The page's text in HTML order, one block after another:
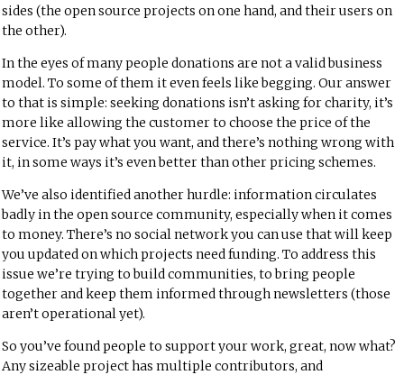
sides (the open source projects on one hand, and their users on
the other).
In the eyes of many people donations are not a valid business
model. To some of them it even feels like begging. Our answer
to that is simple: seeking donations isn’t asking for charity, it’s
more like allowing the customer to choose the price of the
service. It’s pay what you want, and there’s nothing wrong with
it, in some ways it’s even better than other pricing schemes.
We’ve also identified another hurdle: information circulates
badly in the open source community, especially when it comes
to money. There’s no social network you can use that will keep
you updated on which projects need funding. To address this
issue we’re trying to build communities, to bring people
together and keep them informed through newsletters (those
aren’t operational yet).
So you’ve found people to support your work, great, now what?
Any sizeable project has multiple contributors, and